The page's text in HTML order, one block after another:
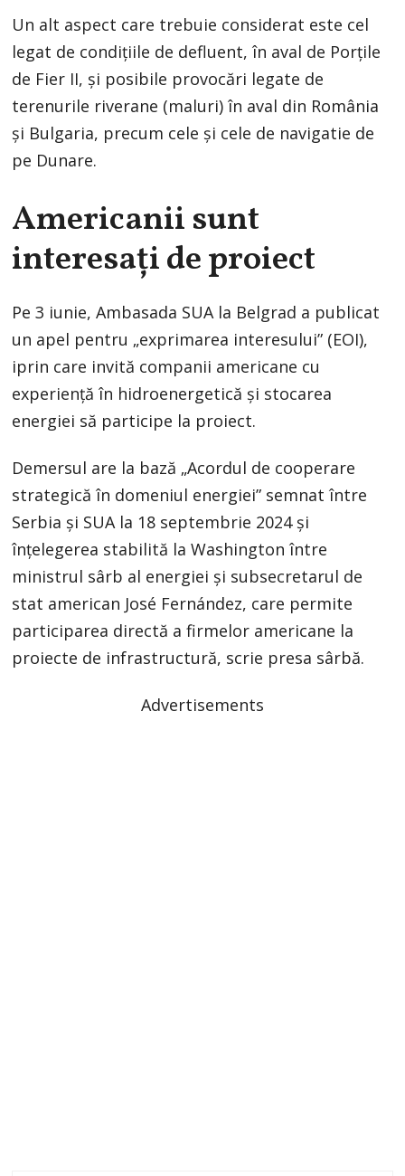
Un alt aspect care trebuie considerat este cel
legat de condițiile de defluent, în aval de Porțile
de Fier II, și posibile provocări legate de
terenurile riverane (maluri) în aval din România
și Bulgaria, precum cele și cele de navigatie de
pe Dunare.
Americanii sunt
interesați de proiect
Pe 3 iunie, Ambasada SUA la Belgrad a publicat
un apel pentru „exprimarea interesului” (EOI),
iprin care invită companii americane cu
experiență în hidroenergetică și stocarea
energiei să participe la proiect.
Demersul are la bază „Acordul de cooperare
strategică în domeniul energiei” semnat între
Serbia și SUA la 18 septembrie 2024 și
înțelegerea stabilită la Washington între
ministrul sârb al energiei și subsecretarul de
stat american José Fernández, care permite
participarea directă a firmelor americane la
proiecte de infrastructură, scrie presa sârbă.
Advertisements